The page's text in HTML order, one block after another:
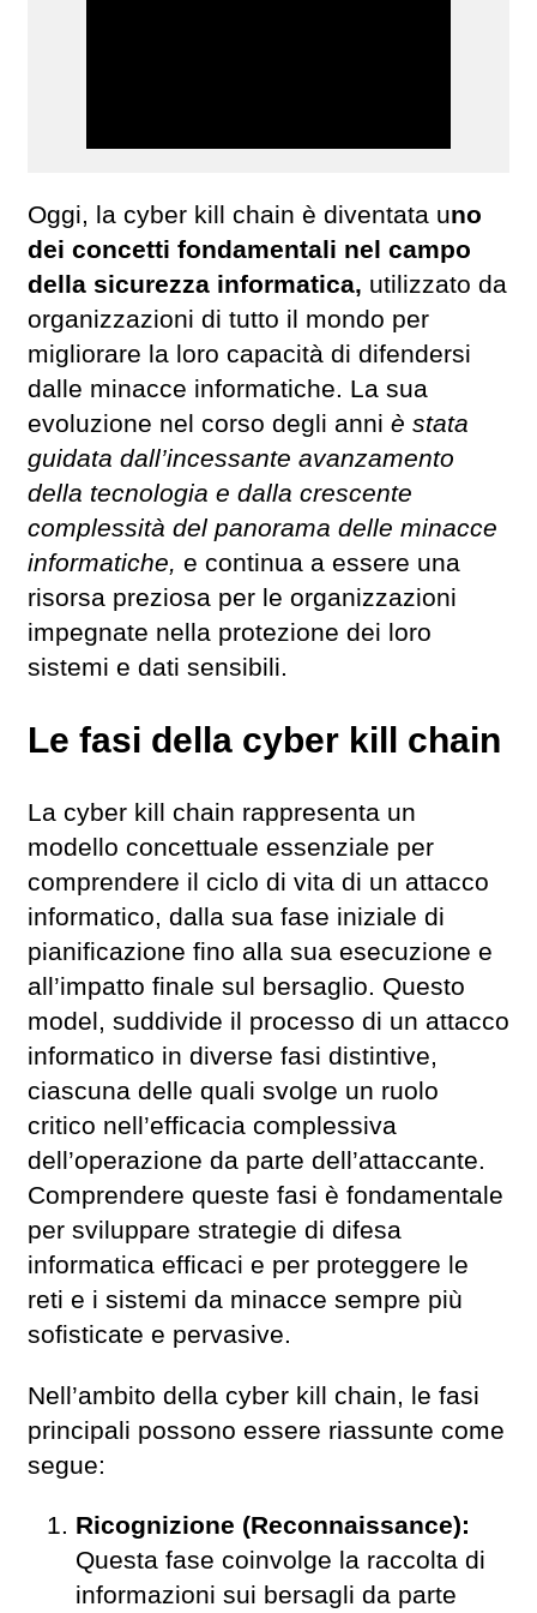
Oggi, la cyber kill chain è diventata uno
dei concetti fondamentali nel campo
della sicurezza informatica, utilizzato da
organizzazioni di tutto il mondo per
migliorare la loro capacità di difendersi
dalle minacce informatiche. La sua
evoluzione nel corso degli anni è stata
guidata dall’incessante avanzamento
della tecnologia e dalla crescente
complessità del panorama delle minacce
informatiche, e continua a essere una
risorsa preziosa per le organizzazioni
impegnate nella protezione dei loro
sistemi e dati sensibili.
Le fasi della cyber kill chain
La cyber kill chain rappresenta un
modello concettuale essenziale per
comprendere il ciclo di vita di un attacco
informatico, dalla sua fase iniziale di
pianificazione fino alla sua esecuzione e
all’impatto finale sul bersaglio. Questo
model, suddivide il processo di un attacco
informatico in diverse fasi distintive,
ciascuna delle quali svolge un ruolo
critico nell’efficacia complessiva
dell’operazione da parte dell’attaccante.
Comprendere queste fasi è fondamentale
per sviluppare strategie di difesa
informatica efficaci e per proteggere le
reti e i sistemi da minacce sempre più
sofisticate e pervasive.
Nell’ambito della cyber kill chain, le fasi
principali possono essere riassunte come
segue:
Ricognizione (Reconnaissance):
Questa fase coinvolge la raccolta di
informazioni sui bersagli da parte